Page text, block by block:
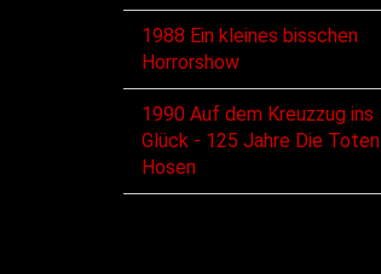
1988 Ein kleines bisschen
Horrorshow
1990 Auf dem Kreuzzug ins
Glück - 125 Jahre Die Toten
Hosen